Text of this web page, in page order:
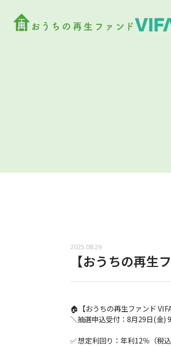
2025.08.29
【おうちの再
🏠【おうちの再生ファンド
＼抽選申込受付：8月29日(金)
✅ 想定利回り：年利12％（税込